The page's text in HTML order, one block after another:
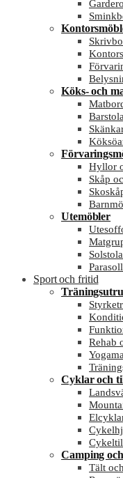
Köks- och
Hyllor
Skåp
Utemöbler
Sport och fritid
Rehab
Cyklar och
Camping
Tält